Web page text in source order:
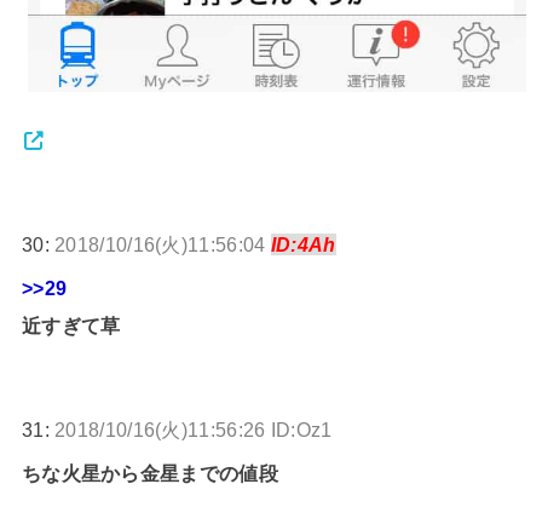
30: 2018/10/16(火)11:56:04 ID:4Ah
>>29
近すぎて草
31: 2018/10/16(火)11:56:26 ID:Oz1
ちな火星から金星までの値段